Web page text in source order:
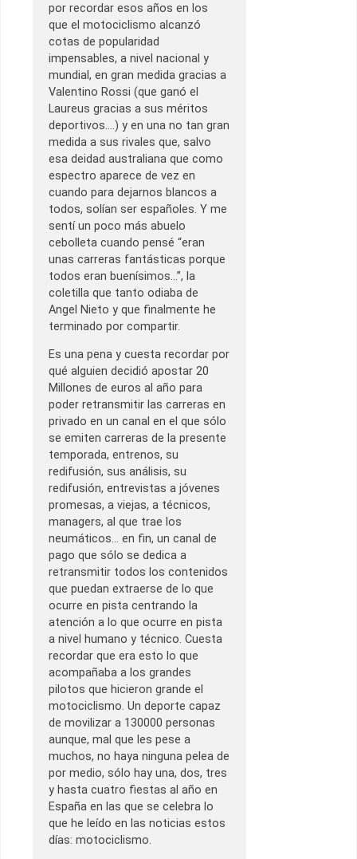
por recordar esos años en los
que el motociclismo alcanzó
cotas de popularidad
impensables, a nivel nacional y
mundial, en gran medida gracias a
Valentino Rossi (que ganó el
Laureus gracias a sus méritos
deportivos….) y en una no tan gran
medida a sus rivales que, salvo
esa deidad australiana que como
espectro aparece de vez en
cuando para dejarnos blancos a
todos, solían ser españoles. Y me
sentí un poco más abuelo
cebolleta cuando pensé “eran
unas carreras fantásticas porque
todos eran buenísimos…”, la
coletilla que tanto odiaba de
Angel Nieto y que finalmente he
terminado por compartir.
Es una pena y cuesta recordar por
qué alguien decidió apostar 20
Millones de euros al año para
poder retransmitir las carreras en
privado en un canal en el que sólo
se emiten carreras de la presente
temporada, entrenos, su
redifusión, sus análisis, su
redifusión, entrevistas a jóvenes
promesas, a viejas, a técnicos,
managers, al que trae los
neumáticos… en fin, un canal de
pago que sólo se dedica a
retransmitir todos los contenidos
que puedan extraerse de lo que
ocurre en pista centrando la
atención a lo que ocurre en pista
a nivel humano y técnico. Cuesta
recordar que era esto lo que
acompañaba a los grandes
pilotos que hicieron grande el
motociclismo. Un deporte capaz
de movilizar a 130000 personas
aunque, mal que les pese a
muchos, no haya ninguna pelea de
por medio, sólo hay una, dos, tres
y hasta cuatro fiestas al año en
España en las que se celebra lo
que he leído en las noticias estos
días: motociclismo.